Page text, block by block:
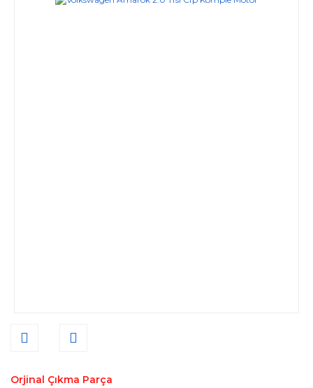
Orjinal Çıkma Parça